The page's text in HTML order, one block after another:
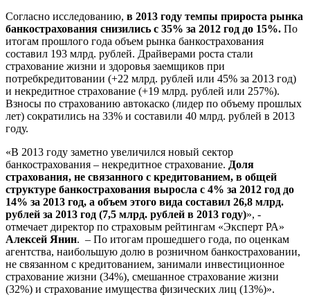
Согласно исследованию, в 2013 году темпы прироста рынка
банкострахования снизились с 35% за 2012 год до 15%. По
итогам прошлого года объем рынка банкострахования
составил 193 млрд. рублей. Драйверами роста стали
страхование жизни и здоровья заемщиков при
потребкредитовании (+22 млрд. рублей или 45% за 2013 год)
и некредитное страхование (+19 млрд. рублей или 257%).
Взносы по страхованию автокаско (лидер по объему прошлых
лет) сократились на 33% и составили 40 млрд. рублей в 2013
году.
«В 2013 году заметно увеличился новый сектор
банкострахования – некредитное страхование. Доля
страхования, не связанного с кредитованием, в общей
структуре банкострахования выросла с 4% за 2012 год до
14% за 2013 год, а объем этого вида составил 26,8 млрд.
рублей за 2013 год (7,5 млрд. рублей в 2013 году)», -
отмечает директор по страховым рейтингам «Эксперт РА»
Алексей Янин. – По итогам прошедшего года, по оценкам
агентства, наибольшую долю в розничном банкостраховании,
не связанном с кредитованием, занимали инвестиционное
страхование жизни (34%), смешанное страхование жизни
(32%) и страхование имущества физических лиц (13%)».